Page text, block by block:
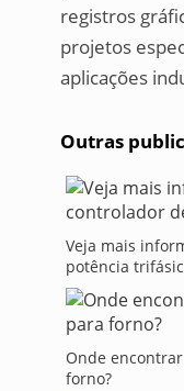
registros
projetos
aplicações
Outras
Veja mais
potência
Onde
forno?